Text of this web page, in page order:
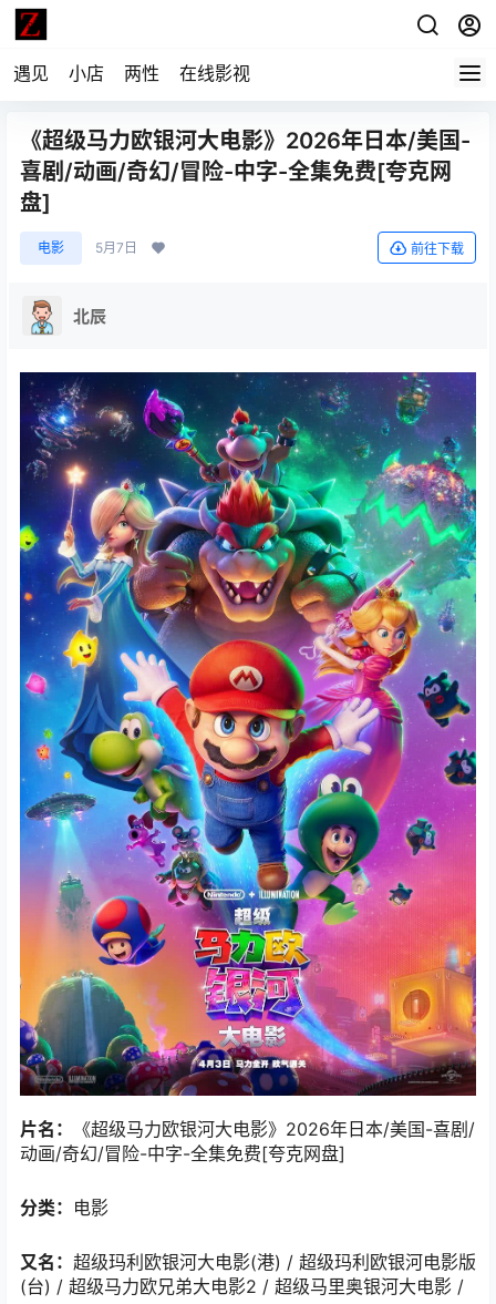
遇见 小店 两性 在线影视
《超级马力欧银河大电影》2026年日本/美国-
喜剧/动画/奇幻/冒险-中字-全集免费[夸克网
盘]
电影 5月7日 前往下载
北辰
片名：
《超级马力欧银河大电影》2026年日本/美国-喜剧/
动画/奇幻/冒险-中字-全集免费[夸克网盘]
分类： 电影
又名： 超级玛利欧银河大电影(港) / 超级玛利欧银河电影版
(台) / 超级马力欧兄弟大电影2 / 超级马里奥银河大电影 /